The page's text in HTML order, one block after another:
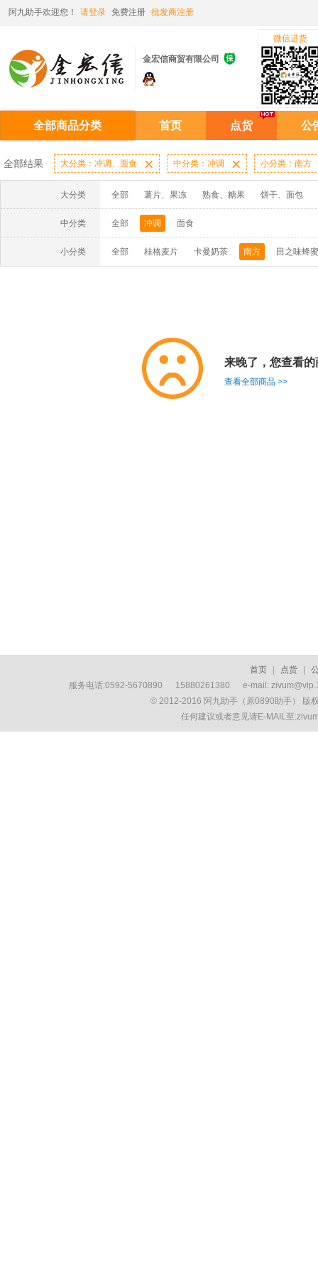
阿九助手欢迎您！ 请登录 免费注册 批发商注册
金宏信商贸有限公司 
微信进货
全部商品分类 首页 点货 公
全部结果 大分类：冲调、面食  中分类：冲调  小分类：南方
大分类 全部 薯片、果冻 熟食、糖果 饼干、面包
中分类 全部 冲调 面食
小分类 全部 桂格麦片 卡曼奶茶 南方 田之味蜂蜜
来晚了，您查看
查看全部商品 >>
首页 点货
服务电话:0592-5670890 15880261380 e-mail:
© 2012-2016 阿九助手（原0890助手） 版
任何建议或者意见请E-MAIL至